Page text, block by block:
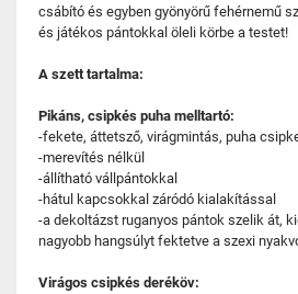
csábító és egyben gyönyörű fehérnemű
és játékos pántokkal öleli körbe a testet!
A szett tartalma:
Pikáns, csipkés puha melltartó:
-fekete, áttetsző, virágmintás, puha
-merevítés nélkül
-állítható vállpántokkal
-hátul kapcsokkal záródó kialakítással
-a dekoltázst ruganyos pántok szelik át,
nagyobb hangsúlyt fektetve a szexi
Virágos csipkés deréköv: